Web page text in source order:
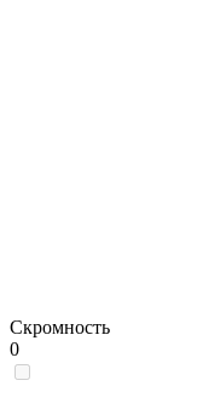
Скромность
0